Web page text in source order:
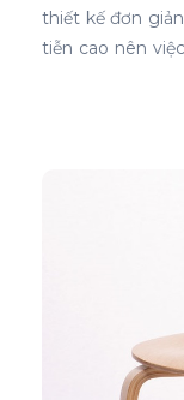
thiết kế đơn
tiễn cao nên